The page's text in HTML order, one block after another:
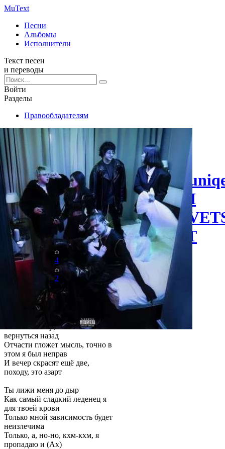
MuText
Песни
Альбомы
Исполнители
Текст песен
и переводы
Войти
Разделы
Правообладателям
4
2
У У У
nkeeei ,
ARTEM
MAYOT
313
Текст
У У У
Бля, ща как уебёт
А кисти ломит, мой лучок
лезет ей прямо в глаза
Очисти номер, я не позволю
вернуться назад
Отчасти гложет мысль, точно в
этом я был неправ
И вечер скрасят ещё две,
походу, это азарт
Ты лижи меня до дыр
Как самый сладкий леденец я
для твоей крови
Только мной зависимость будет
неизлечима
Только, а, но-но, кхм-кхм, я
пропадаю и (Ах)